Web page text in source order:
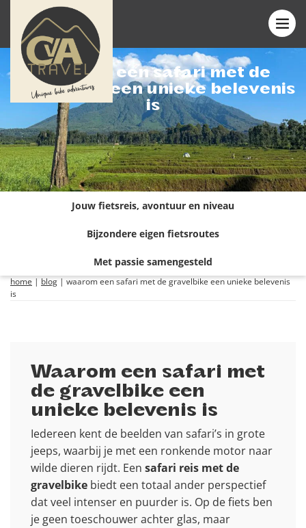
Waarom een safari met de
gravelbike een unieke belevenis
is
Jouw fietsreis, avontuur en niveau
Bijzondere eigen fietsroutes
Met passie samengesteld
home | blog | waarom een safari met de gravelbike een unieke belevenis
is
Waarom een safari met
de gravelbike een
unieke belevenis is
Iedereen kent de beelden van safari’s in grote
jeeps, waarbij je met een ronkende motor naar
wilde dieren rijdt. Een safari reis met de
gravelbike biedt een totaal ander perspectief
dat veel intenser en puurder is. Op de fiets ben
je geen toeschouwer achter glas, maar